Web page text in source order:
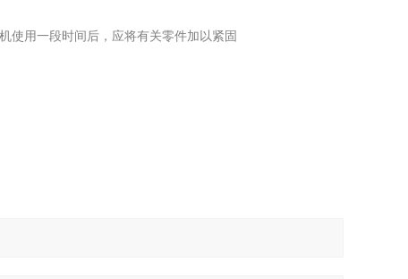
使用一段时间后，应将有关零件加以紧固